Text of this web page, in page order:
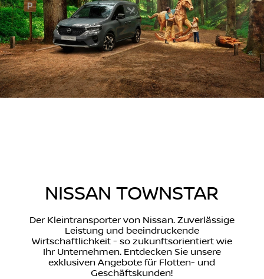
NISSAN TOWNSTAR
Der Kleintransporter von Nissan. Zuverlässige
Leistung und beeindruckende
Wirtschaftlichkeit - so zukunftsorientiert wie
Ihr Unternehmen. Entdecken Sie unsere
exklusiven Angebote für Flotten- und
Geschäftskunden!